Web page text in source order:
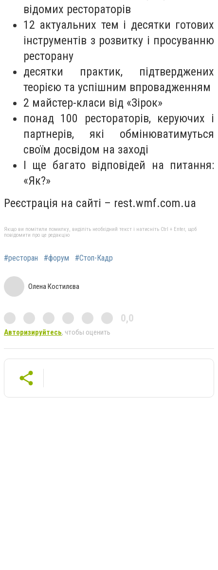
відомих рестораторів
12 актуальних тем і десятки готових
інструментів з розвитку і просуванню
ресторану
десятки практик, підтверджених
теорією та успішним впровадженням
2 майстер-класи від «Зірок»
понад 100 рестораторів, керуючих і
партнерів, які обмінюватимуться
своїм досвідом на заході
І ще багато відповідей на питання:
«Як?»
Реєстрація на сайті – rest.wmf.com.ua
Якщо ви помітили помилку, виділіть необхідний текст і натисніть Ctrl + Enter, щоб
повідомити про це редакцію
#ресторан #форум #Стоп-Кадр
Олена Костилєва
0,0
Авторизируйтесь, чтобы оценить